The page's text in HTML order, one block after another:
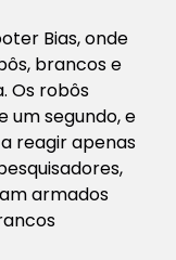
Bias, onde
brancos e
Os robôs
um segundo, e
reagir apenas
armados